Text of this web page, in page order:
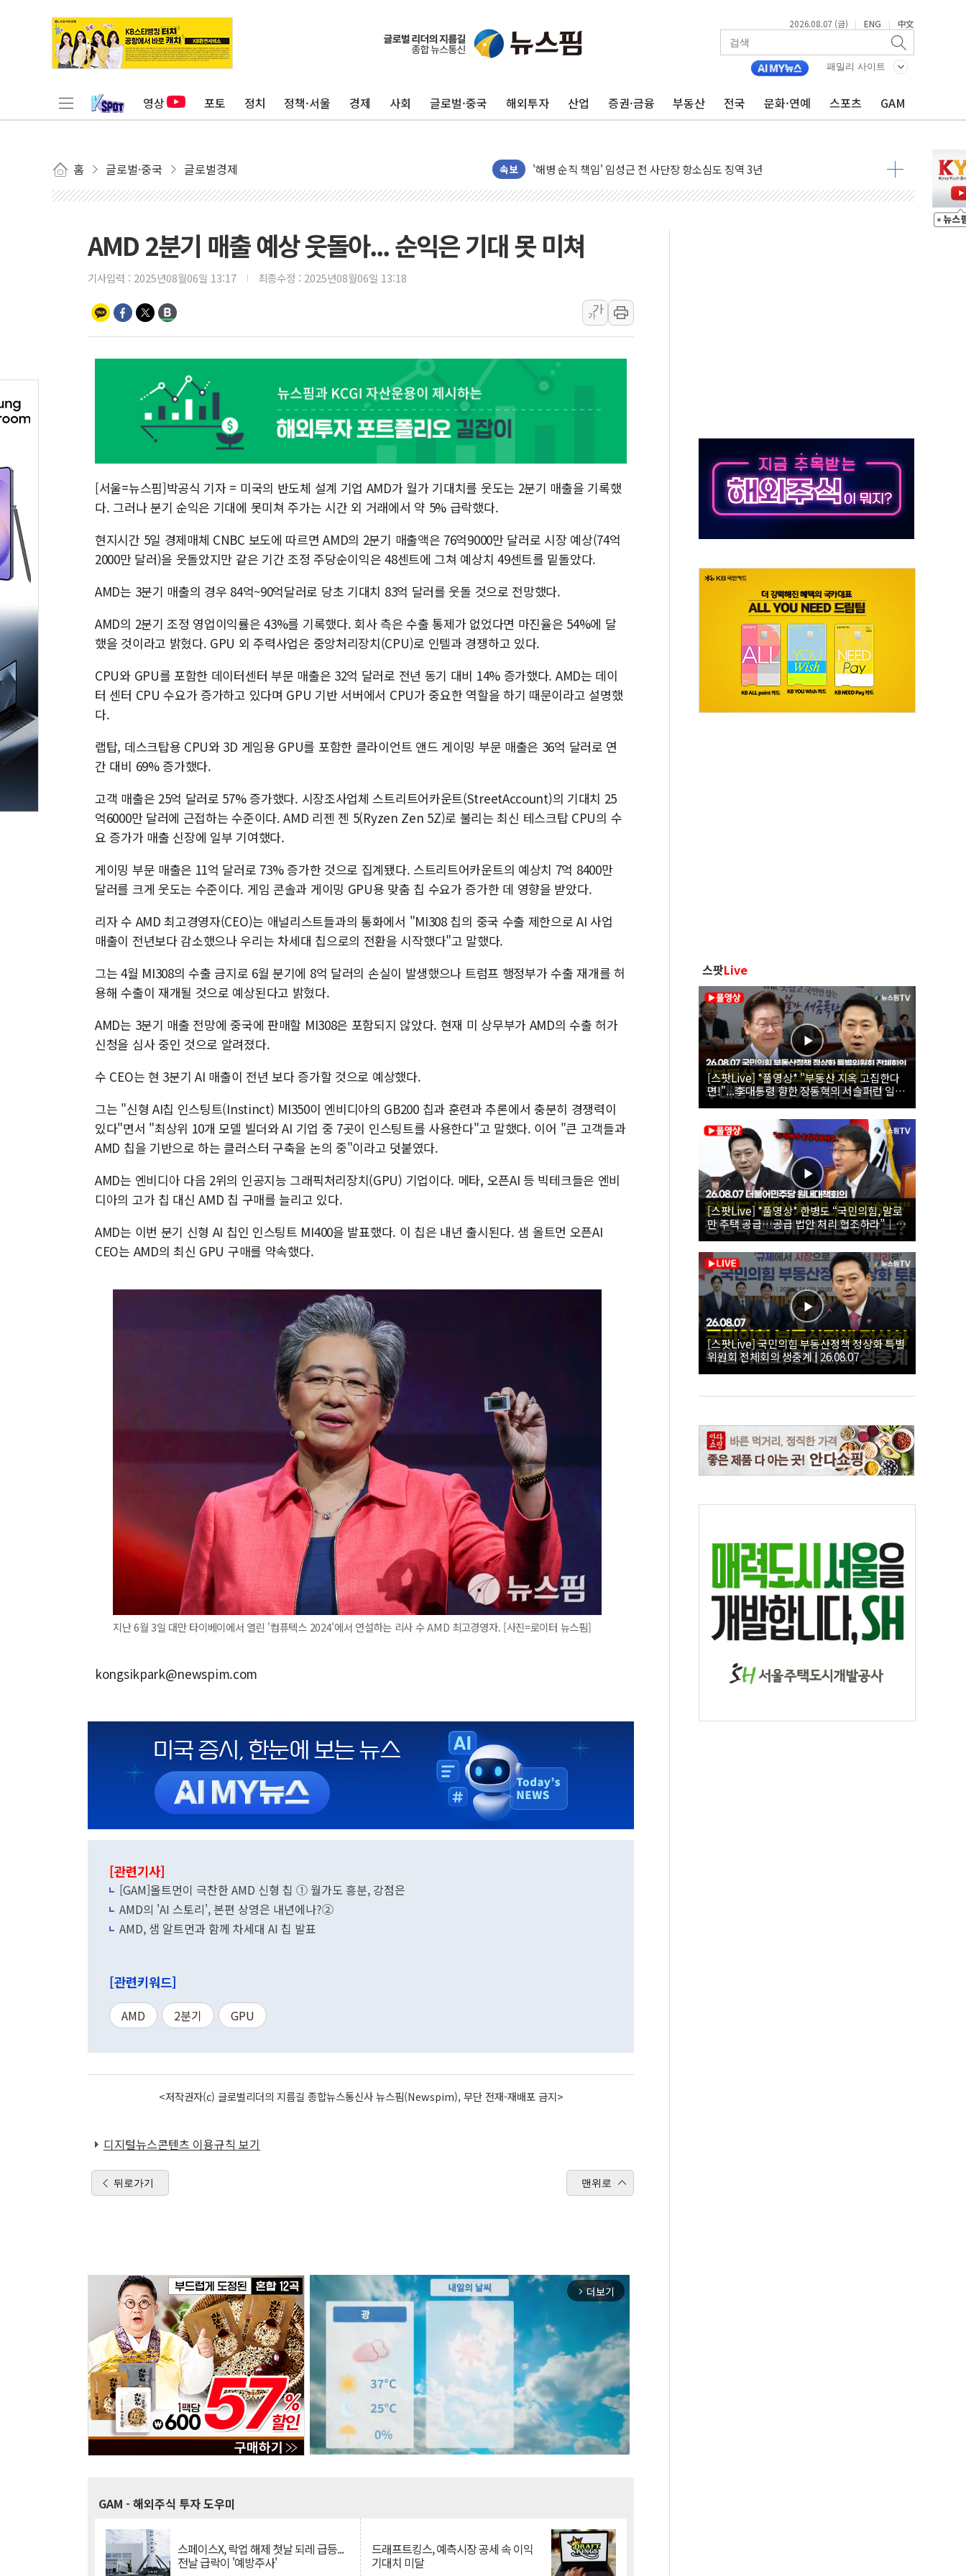
2026.08.07 (금) | ENG | 中文
패밀리 사이트
영상 포토 정치 정책·서울 경제 사회 글로벌·중국 해외투자 산업 증권·금융 부동산 전국 문화·연예 스포츠 GAM
홈 글로벌·중국 글로벌경제 속보
전남광주 화정역 인근 도로 4중 추돌…1명 심정지·5명 부상
청도 문수리 야산서 산불 진화 중...진화헬기 3대 투입
헥토이노베이션, 상반기 매출 첫 2000억원 돌파
우리은행, 고창해상풍력에 4000억 금융 지원
민병덕 "오늘 67개 점포 영업 재개...장바구니에 홈플러스 담아달라" 호소
하나금융이 쏘아 올린 CIFO, 금융지주 포용금융 조직개편 신호탄
코스피·코스닥 오전 동반 하락…내린 종목이 두 배 넘어
'입추'인데 연일 찜통더위…김성환 기후부 장관 "예측범위 벗어나도 즉시대응"
"최대 2시간 앞서 침수 예측"…건설연, AI 위험기상 기술 개발
유니슨 "국내생산세액공제·인증제도 개선 수혜 기대"
창호 교체하다 난간 무너져…대전서 50대 일용직 추락 사망
장동혁 "규제와 대출 풀고 재개발·재건축 촉진하는 것이 부동산 정상화"
日, 4~6월 105조원 환시 개입...4월 말 '56조원' 사상 최대
오렌지플래닛 창업재단, 스타트업 지원 프로그램 성료
경찰, '300억대 사기 혐의' 차가원 대표 구속 송치
AMD 2분기 매출 예상 웃돌아... 순익은 기대 못 미쳐
기사입력 : 2025년08월06일 13:17 최종수정 : 2025년08월06일 13:18
가
가
[서울=뉴스핌]박공식 기자 = 미국의 반도체 설계 기업 AMD가 월가 기대치를 웃도는 2분기 매출을 기록했
다. 그러나 분기 순익은 기대에 못미쳐 주가는 시간 외 거래에서 약 5% 급락했다.
현지시간 5일 경제매체 CNBC 보도에 따르면 AMD의 2분기 매출액은 76억9000만 달러로 시장 예상(74억
2000만 달러)을 웃돌았지만 같은 기간 조정 주당순이익은 48센트에 그쳐 예상치 49센트를 밑돌았다.
AMD는 3분기 매출의 경우 84억~90억달러로 당초 기대치 83억 달러를 웃돌 것으로 전망했다.
AMD의 2분기 조정 영업이익률은 43%를 기록했다. 회사 측은 수출 통제가 없었다면 마진율은 54%에 달
했을 것이라고 밝혔다. GPU 외 주력사업은 중앙처리장치(CPU)로 인텔과 경쟁하고 있다.
CPU와 GPU를 포함한 데이터센터 부문 매출은 32억 달러로 전년 동기 대비 14% 증가했다. AMD는 데이
터 센터 CPU 수요가 증가하고 있다며 GPU 기반 서버에서 CPU가 중요한 역할을 하기 때문이라고 설명했
다.
랩탑, 데스크탑용 CPU와 3D 게임용 GPU를 포함한 클라이언트 앤드 게이밍 부문 매출은 36억 달러로 연
간 대비 69% 증가했다.
고객 매출은 25억 달러로 57% 증가했다. 시장조사업체 스트리트어카운트(StreetAccount)의 기대치 25
억6000만 달러에 근접하는 수준이다. AMD 리젠 젠 5(Ryzen Zen 5Z)로 불리는 최신 테스크탑 CPU의 수
요 증가가 매출 신장에 일부 기여했다.
게이밍 부문 매출은 11억 달러로 73% 증가한 것으로 집계됐다. 스트리트어카운트의 예상치 7억 8400만
달러를 크게 웃도는 수준이다. 게임 콘솔과 게이밍 GPU용 맞춤 칩 수요가 증가한 데 영향을 받았다.
리자 수 AMD 최고경영자(CEO)는 애널리스트들과의 통화에서 "MI308 칩의 중국 수출 제한으로 AI 사업
매출이 전년보다 감소했으나 우리는 차세대 칩으로의 전환을 시작했다"고 말했다.
그는 4월 MI308의 수출 금지로 6월 분기에 8억 달러의 손실이 발생했으나 트럼프 행정부가 수출 재개를 허
용해 수출이 재개될 것으로 예상된다고 밝혔다.
AMD는 3분기 매출 전망에 중국에 판매할 MI308은 포함되지 않았다. 현재 미 상무부가 AMD의 수출 허가
신청을 심사 중인 것으로 알려졌다.
수 CEO는 현 3분기 AI 매출이 전년 보다 증가할 것으로 예상했다.
그는 "신형 AI칩 인스팅트(Instinct) MI350이 엔비디아의 GB200 칩과 훈련과 추론에서 충분히 경쟁력이
있다"면서 "최상위 10개 모델 빌더와 AI 기업 중 7곳이 인스팅트를 사용한다"고 말했다. 이어 "큰 고객들과
AMD 칩을 기반으로 하는 클러스터 구축을 논의 중"이라고 덧붙였다.
AMD는 엔비디아 다음 2위의 인공지능 그래픽처리장치(GPU) 기업이다. 메타, 오픈AI 등 빅테크들은 엔비
디아의 고가 칩 대신 AMD 칩 구매를 늘리고 있다.
AMD는 이번 분기 신형 AI 칩인 인스팅트 MI400을 발표했다. 이 칩은 내년 출시된다. 샘 올트먼 오픈AI
CEO는 AMD의 최신 GPU 구매를 약속했다.
지난 6월 3일 대만 타이베이에서 열린 '컴퓨텍스 2024'에서 연설하는 리사 수 AMD 최고경영자. [사진=로이터 뉴스핌]
kongsikpark@newspim.com
[관련기사]
[GAM]올트먼이 극찬한 AMD 신형 칩 ① 월가도 흥분, 강점은
AMD의 'AI 스토리', 본편 상영은 내년에나?②
AMD, 샘 알트먼과 함께 차세대 AI 칩 발표
[관련키워드]
AMD 2분기 GPU
<저작권자(c) 글로벌리더의 지름길 종합뉴스통신사 뉴스핌(Newspim), 무단 전재-재배포 금지>
디지털뉴스콘텐츠 이용규칙 보기
뒤로가기 맨위로
arrow_forward_ios 더보기
GAM - 해외주식 투자 도우미
스페이스X, 락업 해제 첫날 되레 급등...
전날 급락이 '예방주사'
드래프트킹스, 예측시장 공세 속 이익
기대치 미달
스팟Live
[스팟Live] *풀영상* "부동산 지옥 고집한다
면!"...李대통령 향한 장동혁의 서슬퍼런 일갈
| 26.08.07 국민의힘 부동산정책 정상화 특별
위원회 전체회의
[스팟Live] *풀영상* 한병도 “국민의힘, 말로
만 주택 공급…공급 법안 처리 협조하라”｜
26.08.07 더불어민주당 원내대책회의
[스팟Live] 국민의힘 부동산정책 정상화 특별
위원회 전체회의 생중계 | 26.08.07